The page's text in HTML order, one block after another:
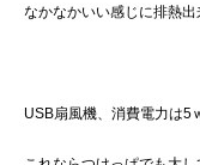
なかなかいい感じに排熱出
USB扇風機、消費電力は5